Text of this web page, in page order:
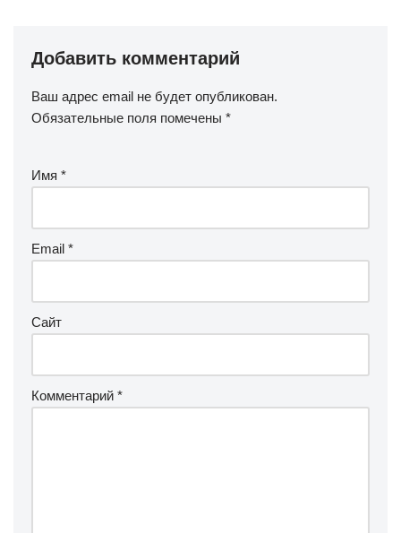
Добавить комментарий
Ваш адрес email не будет опубликован.
Обязательные поля помечены *
Имя *
Email *
Сайт
Комментарий *